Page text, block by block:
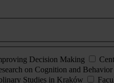
Decision Making
on Cognition and Behavior
Studies in Kraków